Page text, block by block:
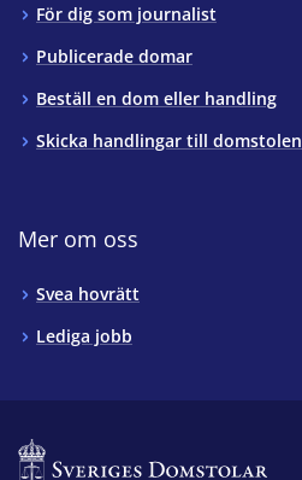
För dig som journalist
Publicerade domar
Beställ en dom eller handling
Skicka handlingar till domstolen
Mer om oss
Svea hovrätt
Lediga jobb